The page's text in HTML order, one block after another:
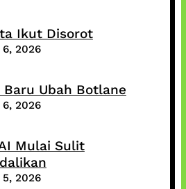
Ikut Disorot
2026
Baru Ubah Botlane
2026
Mulai Sulit
2026